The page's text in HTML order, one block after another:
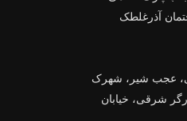
آذرغلطک
عجب شیر، شهرک
شرقی، خیابان